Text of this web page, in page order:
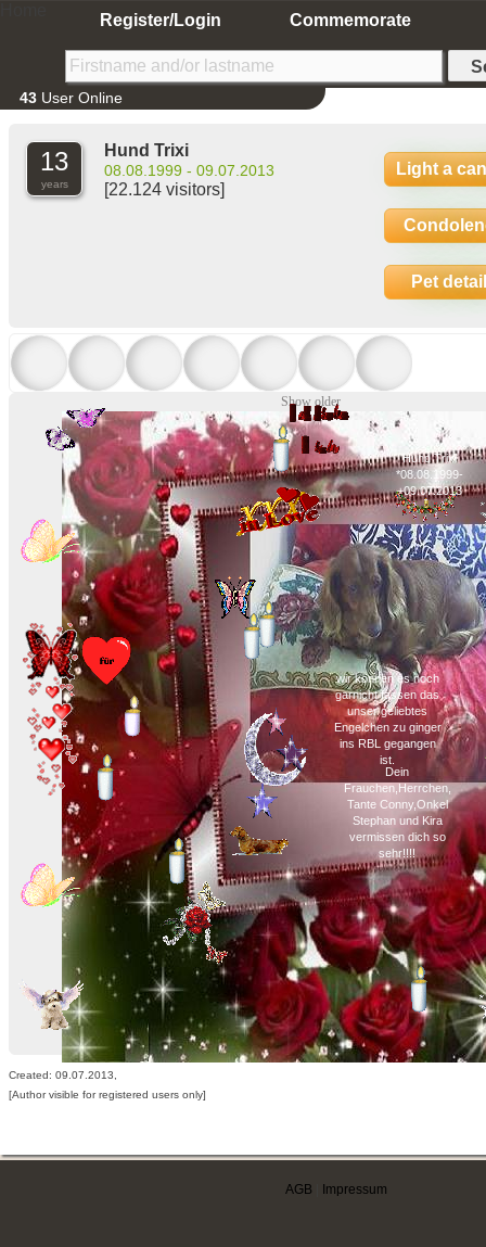
Register/Login Commemorate
43 User Online
13
years
Hund Trixi
08.08.1999 - 09.07.2013
[22.124 visitors]
Light a
Pet
Show older
Hund Trixi
*08.08.1999-
+09.07.2013
wir können es noch
garnicht fassen das
unser geliebtes
Engelchen zu ginger
ins RBL gegangen
ist.
Dein
Frauchen,Herrchen,
Tante Conny,Onkel
Stephan und Kira
vermissen dich so
sehr!!!!
Created: 09.07.2013,
[Author visible for registered users only]
AGB Impressum